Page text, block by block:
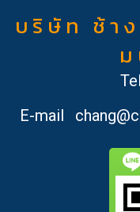
บ ริ ษั ท ช้ า ง
ม
E-mail